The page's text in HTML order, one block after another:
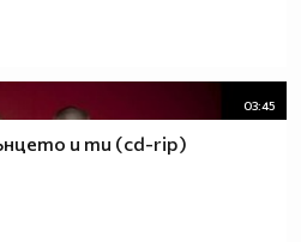
03:45
и ти (cd-rip)